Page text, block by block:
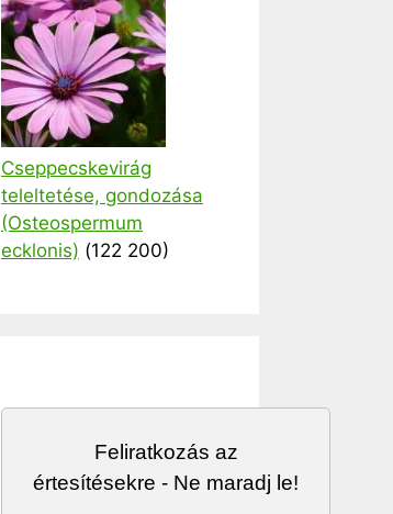
Cseppecskevirág
teleltetése, gondozása
(Osteospermum
ecklonis) (122 200)
Feliratkozás az
értesítésekre - Ne maradj le!